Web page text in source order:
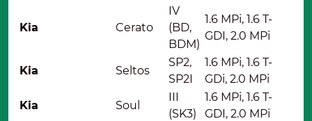
Kia Cerato
IV
(BD,
BDM)
1.6 MPi, 1.6 T-
GDI, 2.0 MPi
Kia Seltos
SP2,
SP2I
1.6 MPi, 1.6 T-
GDi, 2.0 MPi
Kia
Soul
III
(SK3)
1.6 MPi, 1.6 T-
GDI, 2.0 MPi